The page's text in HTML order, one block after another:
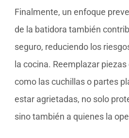
Finalmente, un enfoque
de la batidora también
seguro, reduciendo los
la cocina. Reemplazar
como las cuchillas o partes
estar agrietadas, no solo
sino también a quienes la